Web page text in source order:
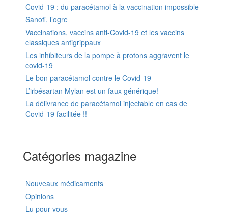
Covid-19 : du paracétamol à la vaccination impossible
Sanofi, l’ogre
Vaccinations, vaccins anti-Covid-19 et les vaccins
classiques antigrippaux
Les inhibiteurs de la pompe à protons aggravent le
covid-19
Le bon paracétamol contre le Covid-19
L’irbésartan Mylan est un faux générique!
La délivrance de paracétamol injectable en cas de
Covid-19 facilitée !!
Catégories magazine
Nouveaux médicaments
Opinions
Lu pour vous